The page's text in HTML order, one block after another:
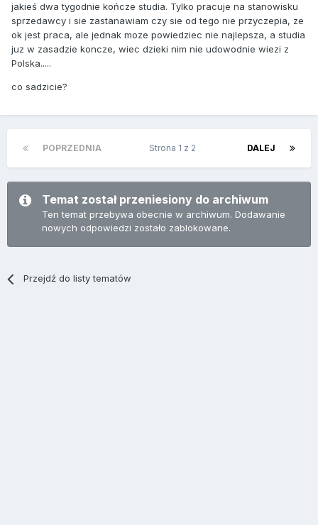
jakieś dwa tygodnie kończe studia. Tylko pracuje na stanowisku
sprzedawcy i sie zastanawiam czy sie od tego nie przyczepia, ze
ok jest praca, ale jednak moze powiedziec nie najlepsza, a studia
juz w zasadzie koncze, wiec dzieki nim nie udowodnie wiezi z
Polska.....
co sadzicie?
POPRZEDNIA DALEJ
Strona 1 z 2
Temat został przeniesiony do archiwum
Ten temat przebywa obecnie w archiwum. Dodawanie
nowych odpowiedzi zostało zablokowane.
Przejdź do listy tematów